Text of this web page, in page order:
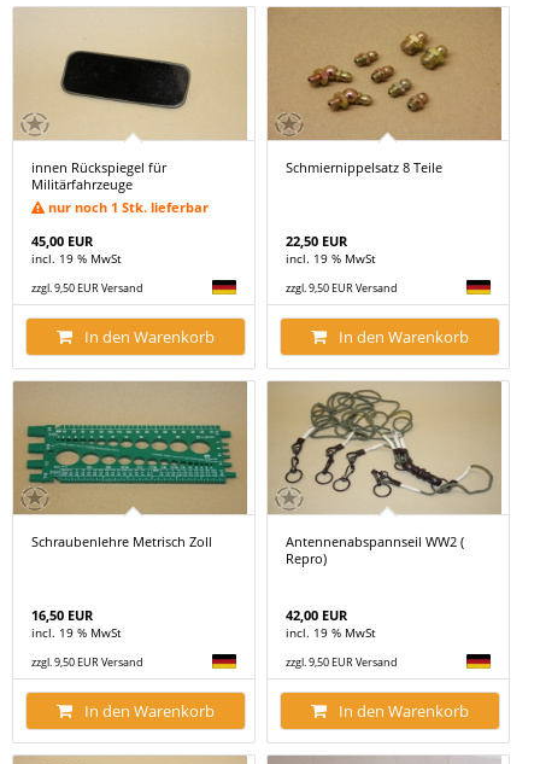
innen Rückspiegel für
Militärfahrzeuge
nur noch 1 Stk. lieferbar
45,00 EUR
incl. 19 % MwSt
zzgl. 9,50 EUR Versand
In den Warenkorb
Schmiernippelsatz 8 Teile
22,50 EUR
incl. 19 % MwSt
zzgl. 9,50 EUR Versand
In den Warenkorb
Schraubenlehre Metrisch Zoll
16,50 EUR
incl. 19 % MwSt
zzgl. 9,50 EUR Versand
In den Warenkorb
Antennenabspannseil WW2 (
Repro)
42,00 EUR
incl. 19 % MwSt
zzgl. 9,50 EUR Versand
In den Warenkorb